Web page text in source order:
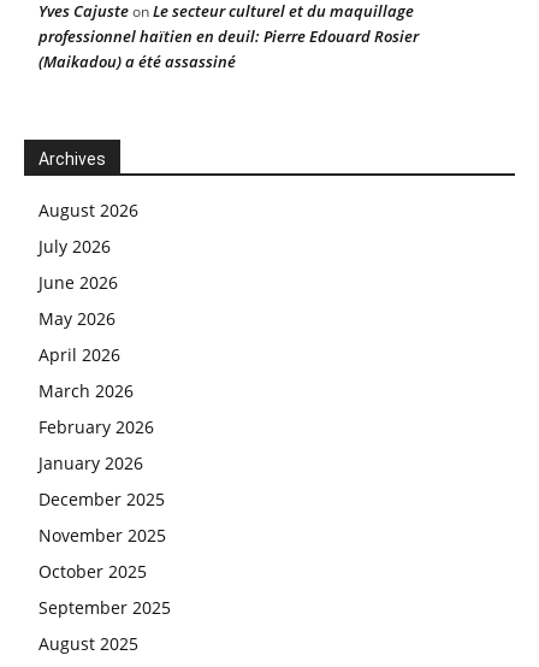
Yves CajusteonLe secteur culturel et du maquillage
professionnel haïtien en deuil: Pierre Edouard Rosier
(Maikadou) a été assassiné
Archives
August 2026
July 2026
June 2026
May 2026
April 2026
March 2026
February 2026
January 2026
December 2025
November 2025
October 2025
September 2025
August 2025